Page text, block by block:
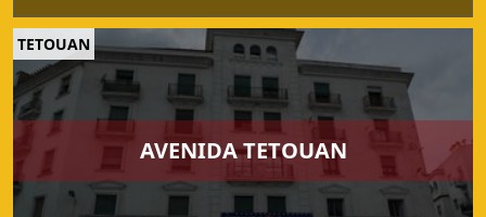
TETOUAN
AVENIDA TETOUAN